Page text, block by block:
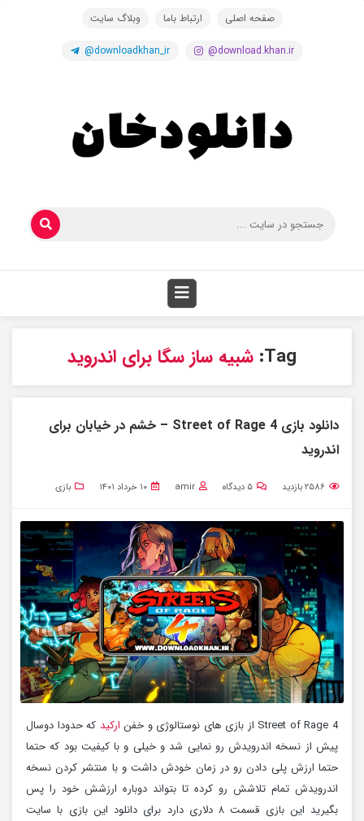
صفحه اصلی ارتباط باما وبلاگ سایت
@download.khan.ir
@downloadkhan_ir
Tag: شبیه ساز سگا برای اندروید
دانلود بازی Street of Rage 4 – خشم در خیابان برای
اندروید
۲۵۸۶بازدید ۵ دیدگاه amir ۱۰ خرداد ۱۴۰۱ بازی
Street of Rage 4 از بازی های نوستالوژی و خفن ارکید که حدودا دوسال
پیش از نسخه اندرویدش رو نمایی شد و خیلی و با کیفیت بود که حتما
حتما ارزش پلی دادن رو در زمان خودش داشت و با منتشر کردن نسخه
اندرویدش تمام تلاشش رو کرده تا بتواند دوباره ارزشش خود را پس
بگیرید این بازی قسمت ۸ دلاری دارد برای دانلود این بازی با سایت